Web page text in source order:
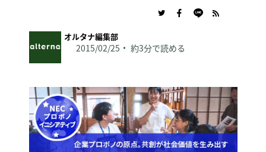
オルタナ編集部
2015/02/25 約3分で読める